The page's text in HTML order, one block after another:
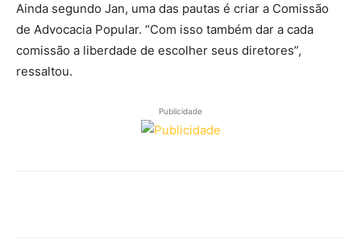
Ainda segundo Jan, uma das pautas é criar a Comissão
de Advocacia Popular. “Com isso também dar a cada
comissão a liberdade de escolher seus diretores”,
ressaltou.
Publicidade